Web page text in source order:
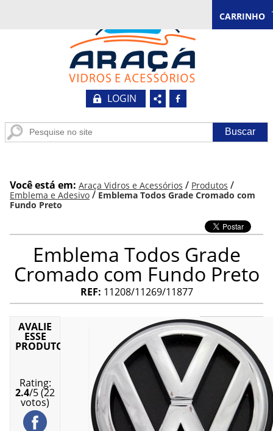
LOGIN b
CARRINHO
Você está em: Araça Vidros e Acessórios / Produtos /
Emblema e Adesivo / Emblema Todos Grade Cromado com
Fundo Preto
Emblema Todos Grade
Cromado com Fundo Preto
REF: 11208/11269/11877
AVALIE
ESSE
PRODUTO
Rating:
2.4/5(22
votos)
Emblema
e
Adesivo
Produto
em
estoque
R$